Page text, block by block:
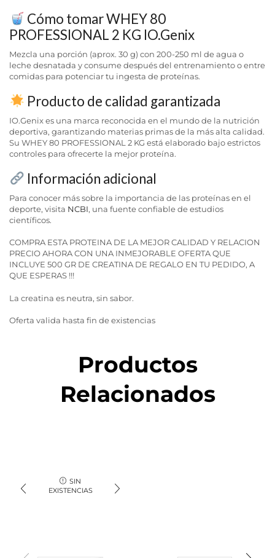
Cómo tomar WHEY 80
PROFESSIONAL 2 KG IO.Genix
Mezcla una porción (aprox. 30 g) con 200-250 ml de agua o
leche desnatada y consume después del entrenamiento o entre
comidas para potenciar tu ingesta de proteínas.
Producto de calidad garantizada
IO.Genix es una marca reconocida en el mundo de la nutrición
deportiva, garantizando materias primas de la más alta calidad.
Su WHEY 80 PROFESSIONAL 2 KG está elaborado bajo estrictos
controles para ofrecerte la mejor proteína.
Información adicional
Para conocer más sobre la importancia de las proteínas en el
deporte, visita NCBI, una fuente confiable de estudios
científicos.
COMPRA ESTA PROTEINA DE LA MEJOR CALIDAD Y RELACION
PRECIO AHORA CON UNA INMEJORABLE OFERTA QUE
INCLUYE 500 GR DE CREATINA DE REGALO EN TU PEDIDO, A
QUE ESPERAS !!!
La creatina es neutra, sin sabor.
Oferta valida hasta fin de existencias
Productos
Relacionados
SIN
EXISTENCIAS